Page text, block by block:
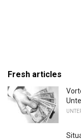
Fresh articles